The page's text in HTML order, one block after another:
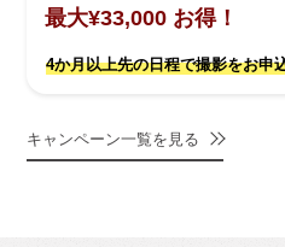
最大¥33,000 お得！
4か月以上先の日程で撮影をお申
キャンペーン一覧を見る